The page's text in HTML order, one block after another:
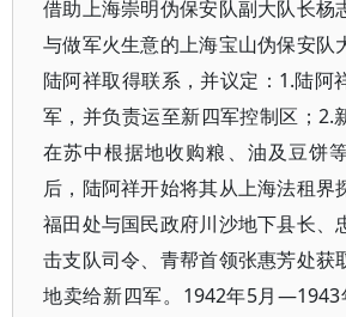
借助上海崇明伪保安队副大队长杨
与做军火生意的上海宝山伪保安队
陆阿祥取得联系，并议定：1.陆阿
军，并负责运至新四军控制区；2.
在苏中根据地收购粮、油及豆饼
后，陆阿祥开始将其从上海法租界
福田处与国民政府川沙地下县长、
击支队司令、青帮首领张惠芳处获
地卖给新四军。1942年5月—1943